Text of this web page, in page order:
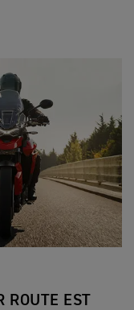
ROUTE EST